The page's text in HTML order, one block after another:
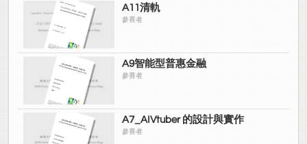
A11清軌
參賽者
A9智能型普惠金融
參賽者
A7_AIVtuber 的設計與實作
參賽者